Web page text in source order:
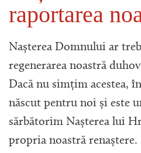
raportarea
Nașterea Domnului ar
regenerarea noastră
Dacă nu simțim acestea,
născut pentru noi și este
sărbătorim Nașterea lui
propria noastră renaștere.